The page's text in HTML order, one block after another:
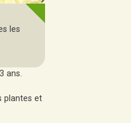
les
ans.
plantes et